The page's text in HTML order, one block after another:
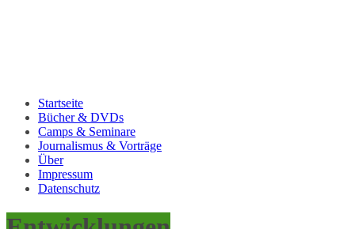
Startseite
Bücher & DVDs
Camps & Seminare
Journalismus & Vorträge
Über
Impressum
Datenschutz